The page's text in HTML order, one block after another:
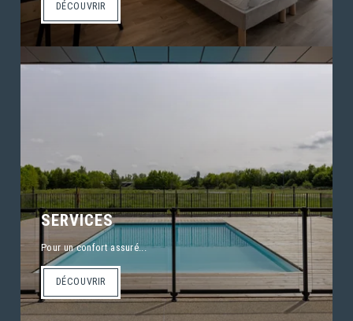
DÉCOUVRIR
SERVICES
Pour un confort assuré...
DÉCOUVRIR